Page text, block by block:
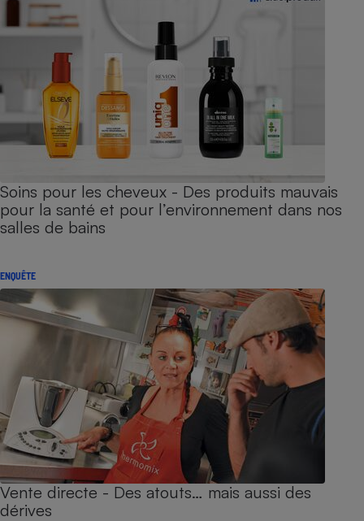
Soins pour les cheveux - Des produits mauvais
pour la santé et pour l’environnement dans nos
salles de bains
ENQUÊTE
Vente directe - Des atouts… mais aussi des
dérives